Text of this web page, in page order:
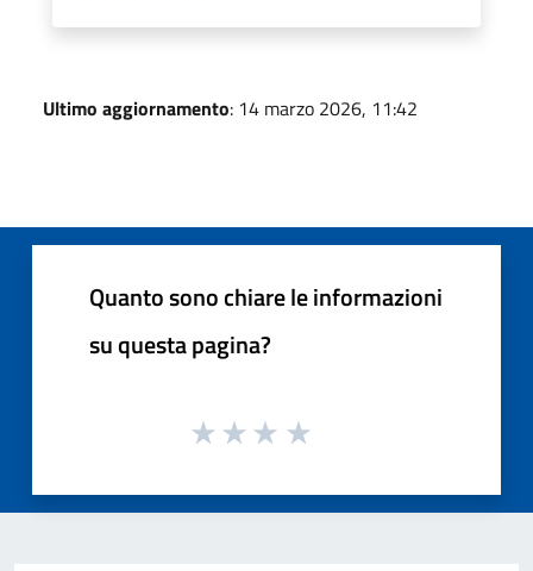
Ultimo aggiornamento: 14 marzo 2026, 11:42
Quanto sono chiare le informazioni
su questa pagina?